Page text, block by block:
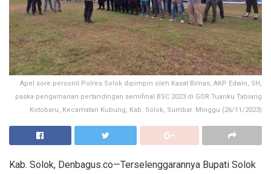
Apel sore personil Polres Solok dipimpin oleh Kasat Bimas, AKP Edwin, SH,
paska pengamanan pertandingan semifinal BSC 2023 di GOR Tuanku Tabiang
Kotobaru, Kecamatan Kubung, Kab. Solok, Sumbar. Minggu (26/11/2023)
Kab. Solok, Denbagus.co—Terselenggarannya Bupati Solok